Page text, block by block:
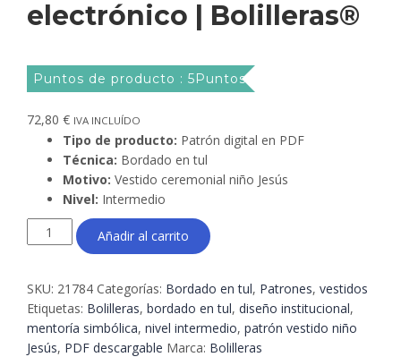
electrónico | Bolilleras®
Puntos de producto : 5Puntos
72,80 € IVA INCLUÍDO
Tipo de producto: Patrón digital en PDF
Técnica: Bordado en tul
Motivo: Vestido ceremonial niño Jesús
Nivel: Intermedio
Patrón
vestido
Jesús
01
–
Bordado
Añadir al carrito
SKU: 21784 Categorías: Bordado en tul, Patrones, vestidos
Etiquetas: Bolilleras, bordado en tul, diseño institucional,
mentoría simbólica, nivel intermedio, patrón vestido niño
Jesús, PDF descargable Marca: Bolilleras